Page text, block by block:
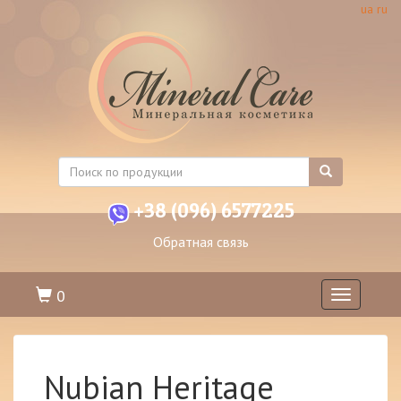
ua ru
+38 (096) 6577225
Обратная связь
Toggle
navigation
0
Nubian Heritage